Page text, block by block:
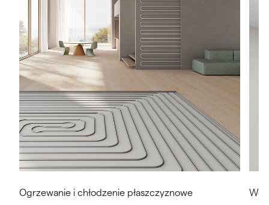
Ogrzewanie i chłodzenie płaszczyznowe